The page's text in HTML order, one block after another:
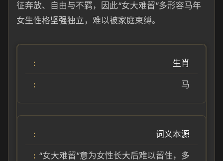
征奔放、自由与不羁，因此“女大难留”多形容马年
女生性格坚强独立，难以被家庭束缚。
生肖
马
词义本源
“女大难留”意为女性长大后难以留住，多